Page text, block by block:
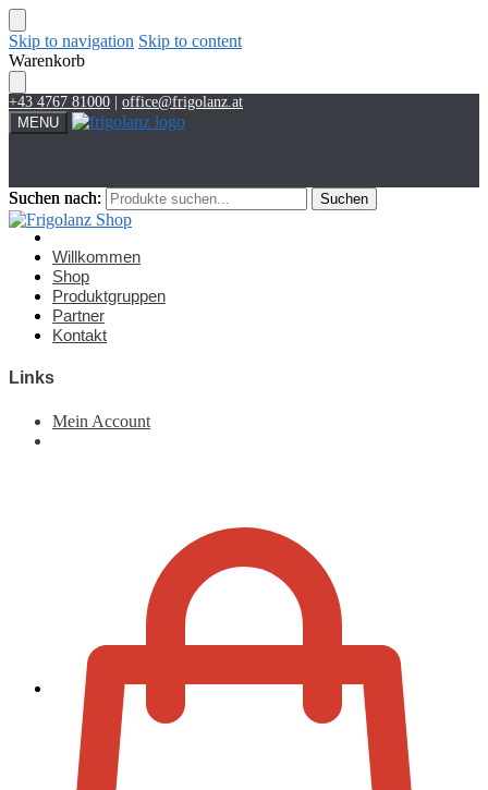
Skip to navigation Skip to content
Warenkorb
+43 4767 81000
office@frigolanz.at
MENU
Suchen nach: Suchen
Zur Kassa
Suchen nach: Suchen
Willkommen
Shop
Produktgruppen
Partner
Kontakt
Links
Mein Account